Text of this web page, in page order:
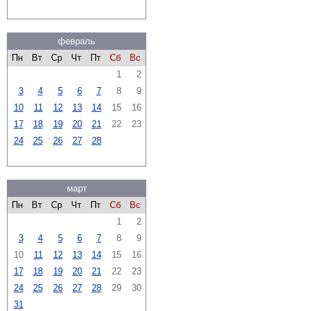
февраль
Пн
Вт Ср Чт Пт Сб
Вс
1
2
3
4 5 6 7 8
9
10
11 12 13 14 15
16
17
18 19 20 21 22
23
24
25 26 27 28
март
Пн
Вт Ср Чт Пт Сб
Вс
1
2
3
4 5 6 7 8
9
10
11 12 13 14 15
16
17
18 19 20 21 22
23
24
25 26 27 28 29
30
31